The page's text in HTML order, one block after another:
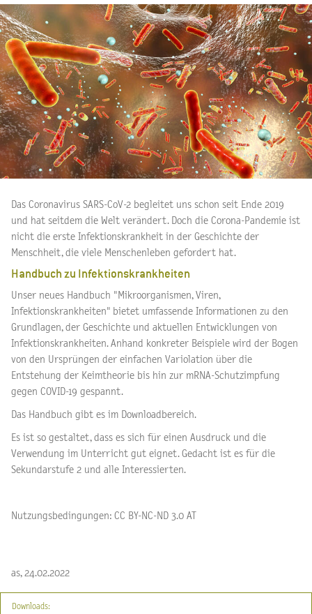
Das Coronavirus SARS-CoV-2 begleitet uns schon seit Ende 2019
und hat seitdem die Welt verändert. Doch die Corona-Pandemie ist
nicht die erste Infektionskrankheit in der Geschichte der
Menschheit, die viele Menschenleben gefordert hat.
Handbuch zu Infektionskrankheiten
Unser neues Handbuch "Mikroorganismen, Viren,
Infektionskrankheiten" bietet umfassende Informationen zu den
Grundlagen, der Geschichte und aktuellen Entwicklungen von
Infektionskrankheiten. Anhand konkreter Beispiele wird der Bogen
von den Ursprüngen der einfachen Variolation über die
Entstehung der Keimtheorie bis hin zur mRNA-Schutzimpfung
gegen COVID-19 gespannt.
Das Handbuch gibt es im Downloadbereich.
Es ist so gestaltet, dass es sich für einen Ausdruck und die
Verwendung im Unterricht gut eignet. Gedacht ist es für die
Sekundarstufe 2 und alle Interessierten.
Nutzungsbedingungen: CC BY-NC-ND 3.0 AT
as, 24.02.2022
Downloads: